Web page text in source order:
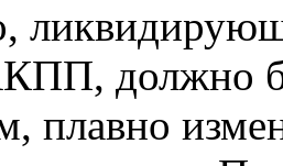
должно
плавно